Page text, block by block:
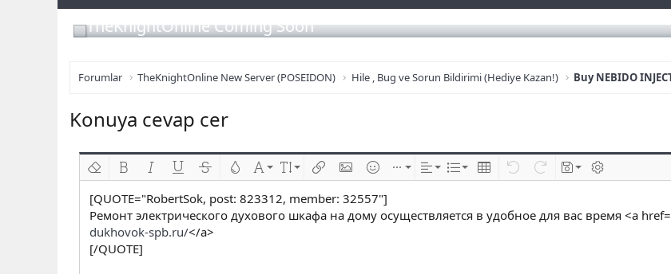
TheKnightOnline Coming Soon
Forumlar TheKnightOnline New Server (POSEIDON) Hile , Bug ve Sorun Bildirimi (Hediye Kazan!)
Konuya cevap cer
[QUOTE="RobertSok, post: 823312, member: 32557"]
Ремонт электрического духового шкафа на дому осуществляется в удобное для вас время <a href=
dukhovok-spb.ru/</a>
[/QUOTE]